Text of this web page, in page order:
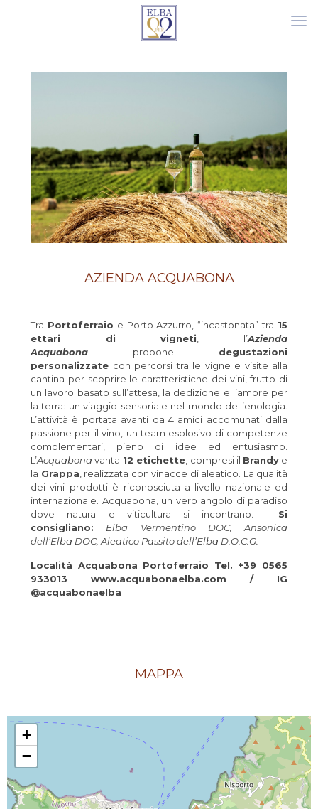
AZIENDA ACQUABONA
Tra Portoferraio e Porto Azzurro, “incastonata” tra 15
ettari di vigneti , l’Azienda
Acquabona propone degustazioni
personalizzate con percorsi tra le vigne e visite alla
cantina per scoprire le caratteristiche dei vini, frutto di
un lavoro basato sull’attesa, la dedizione e l’amore per
la terra: un viaggio sensoriale nel mondo dell’enologia.
L’attività è portata avanti da 4 amici accomunati dalla
passione per il vino, un team esplosivo di competenze
complementari, pieno di idee ed entusiasmo.
L’Acquabona vanta 12 etichette , compresi il Brandye
la Grappa , realizzata con vinacce di aleatico. La qualità
dei vini prodotti è riconosciuta a livello nazionale ed
internazionale. Acquabona, un vero angolo di paradiso
dove natura e viticultura si incontrano. Si
consigliano:
Elba Vermentino DOC, Ansonica
dell’Elba DOC, Aleatico Passito dell’Elba D.O.C.G.
Località Acquabona Portoferraio Tel. +39 0565
933013 www.acquabonaelba.com / IG
@acquabonaelba
MAPPA
+
−